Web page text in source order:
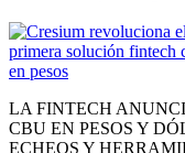
LA FINTECH
CBU EN PESOS Y
ECHEQS Y